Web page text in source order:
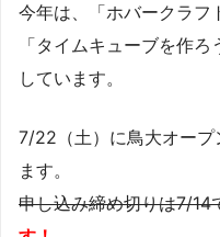
今年は、「ホバークラフ
「タイムキューブを作
しています。
7/22（土）に鳥大オープ
ます。
申し込み締め切りは7/14